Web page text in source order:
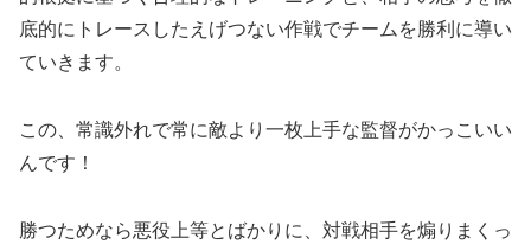
底的にトレースしたえげつない作戦でチームを勝利に導い
ていきます。
この、常識外れで常に敵より一枚上手な監督がかっこいい
んです！
勝つためなら悪役上等とばかりに、対戦相手を煽りまくっ